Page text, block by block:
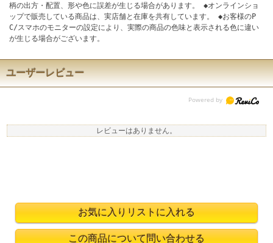
柄の出方・配置、形や色に誤差が生じる場合があります。 ◆オンラインショ
ップで販売している商品は、実店舗と在庫を共有しています。 ◆お客様のP
C/スマホのモニターの設定により、実際の商品の色味と表示される色に違い
が生じる場合がございます。
ユーザーレビュー
レビューはありません。